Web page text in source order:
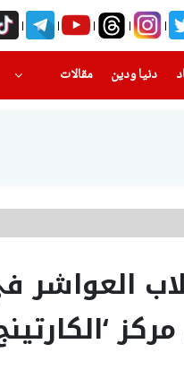
دنيا ودين
(current) مقالات
العواشر